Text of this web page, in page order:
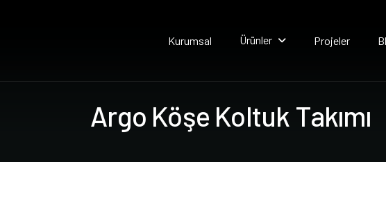
Kurumsal Ürünler Projeler
Argo Köşe Koltuk Takımı